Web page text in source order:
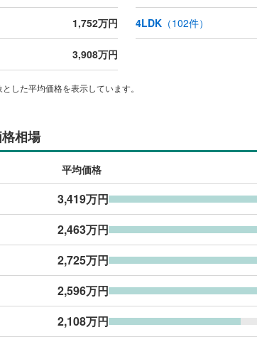
1,752万円 4LDK（102件）
3,908万円
した平均価格を表示しています。
相場
平均価格
3,419万円
2,463万円
2,725万円
2,596万円
2,108万円
バルコニー、庭
ウッドデッキあり（
構造・規模・施工・品質・工法関連
（0）
オンライン対応
オンライン内見(相談)可（1） IT重説可
オンライン対応とは？